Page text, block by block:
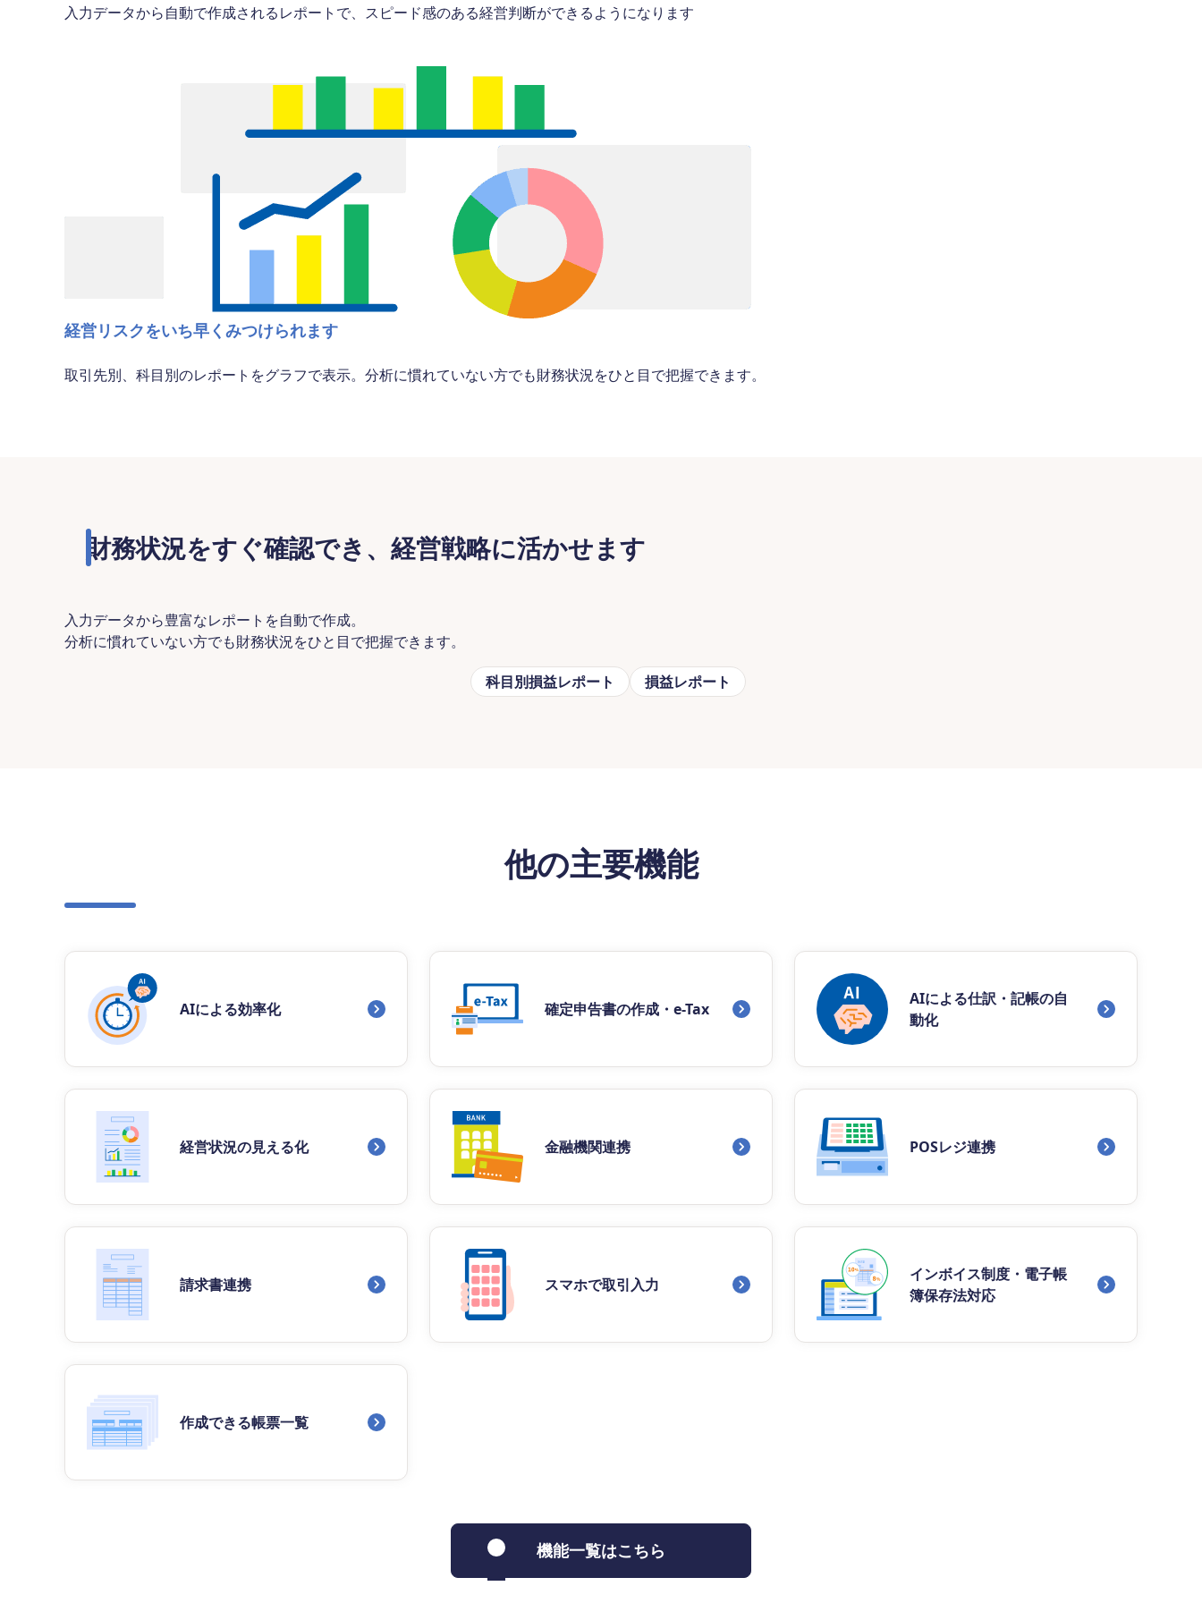
入力データから自動で作成されるレポートで、スピード感のある経営判断ができるようになります
経営リスクをいち早くみつけられます
取引先別、科目別のレポートをグラフで表示。分析に慣れていない方でも財務状況をひと目で把握できます。
財務状況をすぐ確認でき、経営戦略に活かせます
入力データから豊富なレポートを自動で作成。
分析に慣れていない方でも財務状況をひと目で把握できます。
科目別損益レポート 損益レポート
他の主要機能
AIによる効率化 確定申告書の作成・e-Tax
AIによる仕訳・記帳の自
動化
経営状況の見える化 金融機関連携 POSレジ連携
請求書連携 スマホで取引入力
インボイス制度・電子帳
簿保存法対応
作成できる帳票一覧
機能一覧はこちら